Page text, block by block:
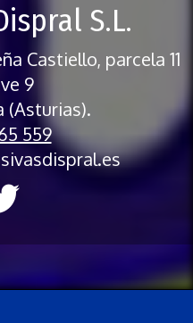
S.L.
Castiello, parcela 11
9
(Asturias).
559